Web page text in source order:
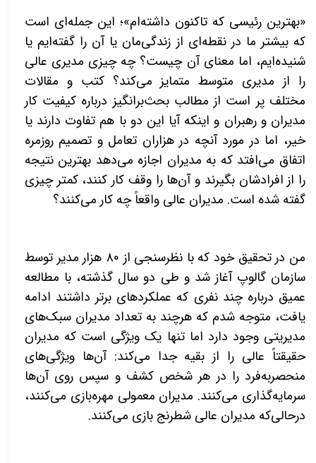
«بهترین رئیسی که تاکنون داشته‌ام»؛ این جمله‌ای است
که بیشتر ما در نقطه‌ای از زندگی‌مان یا آن را گفته‌ایم یا
شنیده‌ایم، اما معنای آن چیست؟ چه چیزی مدیری عالی
را از مدیری متوسط متمایز می‌کند؟ کتب و مقالات
مختلف پر است از مطالب بحث‌برانگیز درباره کیفیت کار
مدیران و رهبران و اینکه آیا این دو با هم تفاوت دارند یا
خیر، اما در مورد آنچه در هزاران تعامل و تصمیم روزمره
اتفاق می‌افتد که به مدیران اجازه می‌دهد بهترین نتیجه
را از افرادشان بگیرند و آن‌ها را وقف کار کنند، کمتر چیزی
گفته شده است. مدیران عالی واقعاً چه کار می‌کنند؟
من در تحقیق خود که با نظرسنجی از ۸۰ هزار مدیر توسط
سازمان گالوپ آغاز شد و طی دو سال گذشته، با مطالعه
عمیق درباره چند نفری که عملکردهای برتر داشتند ادامه
یافت، متوجه شدم که هرچند به تعداد مدیران سبک‌های
مدیریتی وجود دارد اما تنها یک ویژگی است که مدیران
حقیقتاً عالی را از بقیه جدا می‌کند: آن‌ها ویژگی‌های
منحصربه‌فرد را در هر شخص کشف و سپس روی آن‌ها
سرمایه‌گذاری می‌کنند. مدیران معمولی مهره‌بازی می‌کنند،
درحالی‌که مدیران عالی شطرنج بازی می‌کنند.